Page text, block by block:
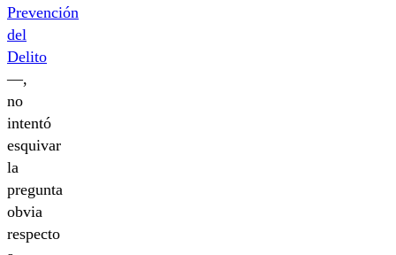
Prevención
del
Delito
—,
no
intentó
esquivar
la
pregunta
obvia
respecto